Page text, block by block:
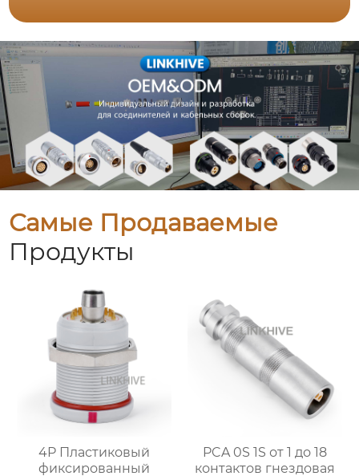
Самые Продаваемые
Продукты
4P Пластиковый
фиксированный
PCA 0S 1S от 1 до 18
контактов гнездовая